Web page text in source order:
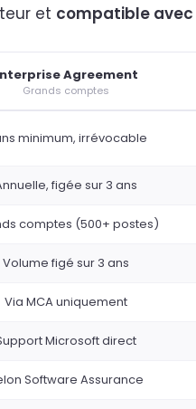
et compatible avec
Agreement
Grands comptes
minimum, irrévocable
figée sur 3 ans
comptes (500+ postes)
Volume figé sur 3 ans
Via MCA uniquement
Microsoft direct
Software Assurance